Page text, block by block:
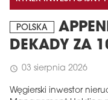
POLSKA
DEKADY ZA
schedule 03 sierpnia 2026
Węgierski inwestor